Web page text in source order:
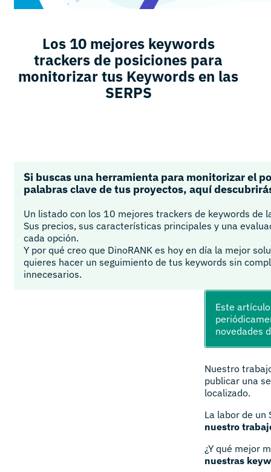
Los 10 mejores keywords
trackers de posiciones para
monitorizar tus Keywords en las
SERPS
Si buscas una herramienta para monitorizar el
palabras clave de tus proyectos, aquí
Un listado con los 10 mejores trackers de keywords de
Sus precios, sus características principales y una
cada opción.
Y por qué creo que DinoRANK es hoy en día la mejor
quieres hacer un seguimiento de tus keywords sin
innecesarios.
Este
novedades
Nuestro
publicar una
localizado.
La labor de un
nuestro
¿Y qué mejor
nuestras